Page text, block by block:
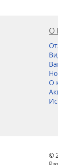
О
О
©